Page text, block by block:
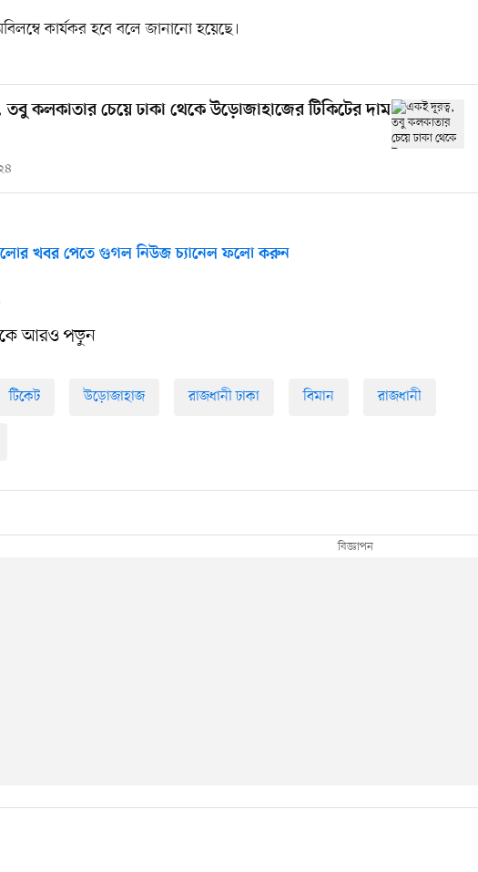
কার্যকর হবে বলে জানানো হয়েছে।
কলকাতার চেয়ে ঢাকা থেকে উড়োজাহাজের টিকিটের দাম
খবর পেতে গুগল নিউজ চ্যানেল ফলো করুন
আরও পড়ুন
টিকেট উড়োজাহাজ রাজধানী ঢাকা বিমান রাজধানী